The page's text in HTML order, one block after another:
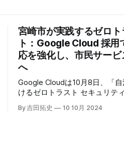
宮崎市が実践するゼロト
ト：Google Cloud 採用
応を強化し、市民サービ
へ
Google Cloudは10月8日、「
けるゼロトラスト セキュリテ
自治体向けにゼロトラストセキ
By 吉田拓史 10 10月 2024